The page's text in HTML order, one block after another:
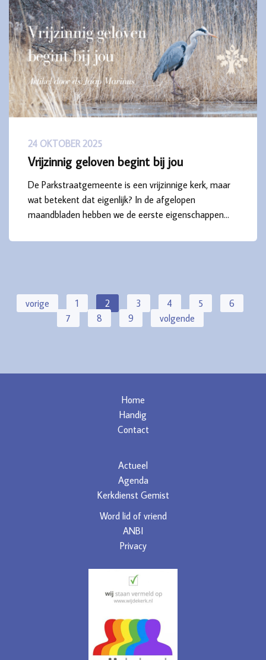
24 OKTOBER 2025
Vrijzinnig geloven begint bij jou
De Parkstraatgemeente is een vrijzinnige kerk, maar
wat betekent dat eigenlijk? In de afgelopen
maandbladen hebben we de eerste eigenschappen…
vorige 1 2 3 4 5
6
7
8 9 volgende
Home
Handig
Contact
Actueel
Agenda
Kerkdienst Gemist
Word lid of vriend
ANBI
Privacy